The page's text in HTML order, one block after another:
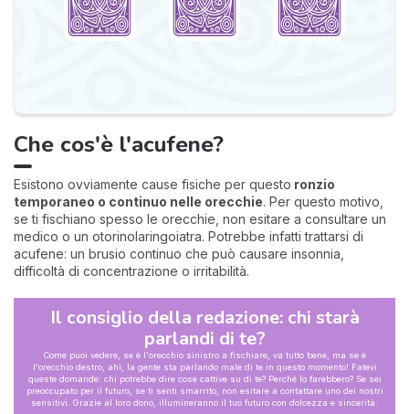
Che cos'è l'acufene?
Esistono ovviamente cause fisiche per questo ronzio
temporaneo o continuo nelle orecchie. Per questo motivo,
se ti fischiano spesso le orecchie, non esitare a consultare un
medico o un otorinolaringoiatra. Potrebbe infatti trattarsi di
acufene: un brusio continuo che può causare insonnia,
difficoltà di concentrazione o irritabilità.
Il consiglio della redazione: chi starà
parlandi di te?
Come puoi vedere, se è l'orecchio sinistro a fischiare, va tutto bene, ma se è
l'orecchio destro, ahi, la gente sta parlando male di te in questo momento! Fatevi
queste domande: chi potrebbe dire cose cattive su di te? Perché lo farebbero? Se sei
preoccupato per il futuro, se ti senti smarrito, non esitare a contattare uno dei nostri
sensitivi. Grazie al loro dono, illumineranno il tuo futuro con dolcezza e sincerità.